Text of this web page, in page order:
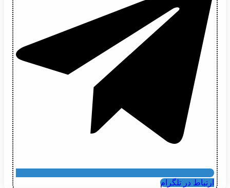
ارتباط در تلگرام